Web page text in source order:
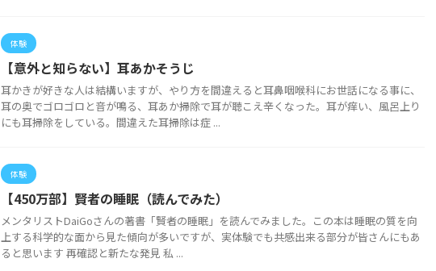
体験
【意外と知らない】耳あかそうじ
耳かきが好きな人は結構いますが、やり方を間違えると耳鼻咽喉科にお世話になる事に、
耳の奥でゴロゴロと音が鳴る、耳あか掃除で耳が聴こえ辛くなった。耳が痒い、風呂上り
にも耳掃除をしている。間違えた耳掃除は症 ...
体験
【450万部】賢者の睡眠（読んでみた）
メンタリストDaiGoさんの著書「賢者の睡眠」を読んでみました。この本は睡眠の質を向
上する科学的な面から見た傾向が多いですが、実体験でも共感出来る部分が皆さんにもあ
ると思います 再確認と新たな発見 私 ...